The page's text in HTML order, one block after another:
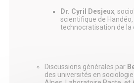
Dr. Cyril Desjeux,
scientifique de Handéo,
technocratisation de la
Discussions générales par
des universités en